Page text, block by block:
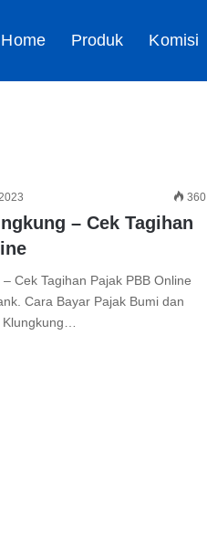
Home Produk Komisi
360
– Cek Tagihan
Cek Tagihan Pajak PBB Online
Cara Bayar Pajak Bumi dan